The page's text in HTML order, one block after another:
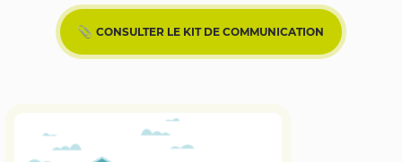
CONSULTER LE KIT DE COMMUNICATION